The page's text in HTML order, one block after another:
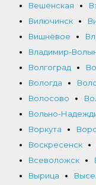
Вешенская
Вилючинск
Вишнёвое
Владимир-
Волгоград
Вологда
Волосово
Вольно-
Воркута
Воскресенск
Всеволожск
Вырица